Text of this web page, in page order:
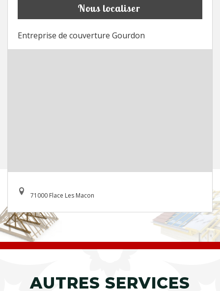
Nous localiser
Entreprise de couverture Gourdon
71000 Flace Les Macon
AUTRES SERVICES